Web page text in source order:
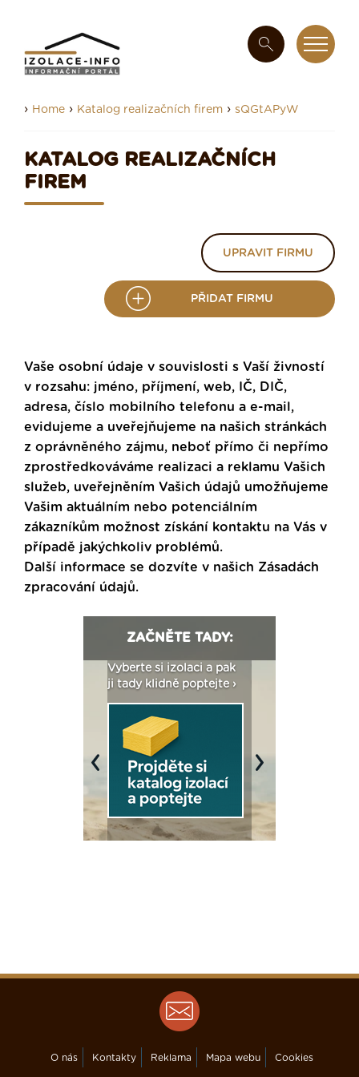
› Home › Katalog realizačních firem › sQGtAPyW
KATALOG REALIZAČNÍCH
FIREM
UPRAVIT FIRMU
PŘIDAT FIRMU
Vaše osobní údaje v souvislosti s Vaší živností
v rozsahu: jméno, příjmení, web, IČ, DIČ,
adresa, číslo mobilního telefonu a e-mail,
evidujeme a uveřejňujeme na našich stránkách
z oprávněného zájmu, neboť přímo či nepřímo
zprostředkováváme realizaci a reklamu Vašich
služeb, uveřejněním Vašich údajů umožňujeme
Vašim aktuálním nebo potenciálním
zákazníkům možnost získání kontaktu na Vás v
případě jakýchkoliv problémů.
Další informace se dozvíte v našich Zásadách
zpracování údajů.
ZAČNĚTE TADY:
Vyberte si izolaci a pak
ji tady klidně poptejte ›
Previous Next
O nás Kontakty Reklama Mapa webu Cookies